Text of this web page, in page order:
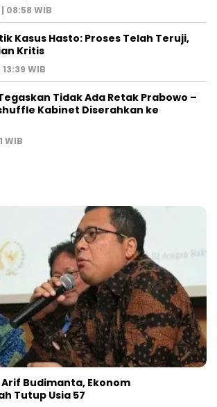
08:58 WIB
Kasus Hasto: Proses Telah Teruji,
Kritis
WIB
Tidak Ada Retak Prabowo –
Kabinet Diserahkan ke
WIB
Budimanta, Ekonom
Tutup Usia 57